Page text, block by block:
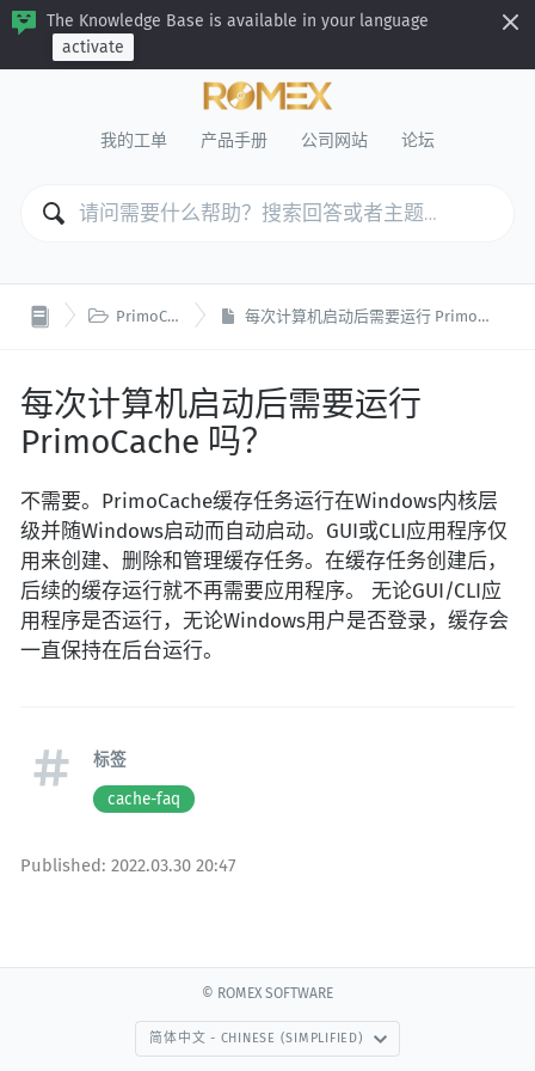
The Knowledge Base is available in your language
activate
我的工单 产品手册 公司网站 论坛
 PrimoCache 每次计算机启动后需要运行 PrimoCache 吗？
每次计算机启动后需要运行
PrimoCache 吗？
不需要。PrimoCache缓存任务运行在Windows内核层
级并随Windows启动而自动启动。GUI或CLI应用程序仅
用来创建、删除和管理缓存任务。在缓存任务创建后，
后续的缓存运行就不再需要应用程序。 无论GUI/CLI应
用程序是否运行，无论Windows用户是否登录，缓存会
一直保持在后台运行。
标签
cache-faq
Published: 2022.03.30 20:47
© ROMEX SOFTWARE
简体中文 - CHINESE (SIMPLIFIED)